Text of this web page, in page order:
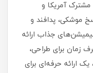
مشترک آمریکا و
موشکی، پدافند و
جذاب ارائه
زمان برای طراحی،
یک ارائه حرفه‌ای برای